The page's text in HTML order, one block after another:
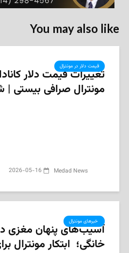
You may also like
قیمت دلار در مونترال
تغییرات قیمت دلار کانادا
مونترال صرافی بیستی | شنبه،
2026-05-16
‌ خبرهای مونترال
آسیب‌های پنهان مغزی
خانگی؛ ابتکار مونترال